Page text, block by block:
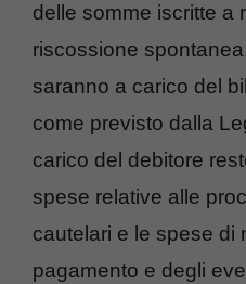
delle somme iscritte a
riscossione
saranno a carico del
come previsto dalla
carico del debitore
spese relative alle
cautelari e le spese di
pagamento e degli